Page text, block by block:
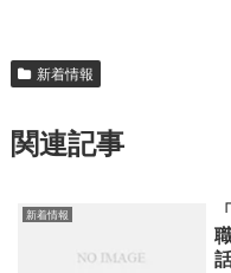
新着情報
関連記事
新着情報